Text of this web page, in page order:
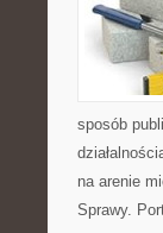
sposób
na arenie
Sprawy.